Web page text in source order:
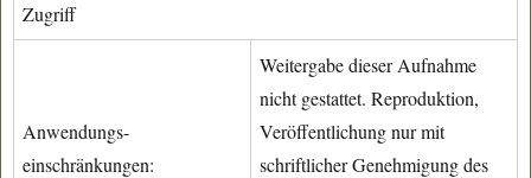
Zugriff
Anwendungs-
einschränkungen:
Weitergabe dieser Aufnahme
nicht gestattet. Reproduktion,
Veröffentlichung nur mit
schriftlicher Genehmigung des